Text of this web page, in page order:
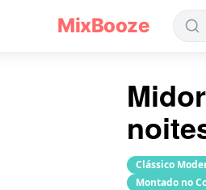
MixBooze
Clássico
Montado no